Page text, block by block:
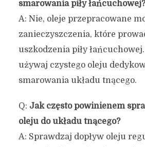
smarowania piły łańcuchowej?
A: Nie, oleje przepracowane
zanieczyszczenia, które
uszkodzenia piły
używaj czystego oleju
smarowania układu tnącego.
Q: Jak często powinienem
oleju do układu tnącego?
A: Sprawdzaj dopływ oleju